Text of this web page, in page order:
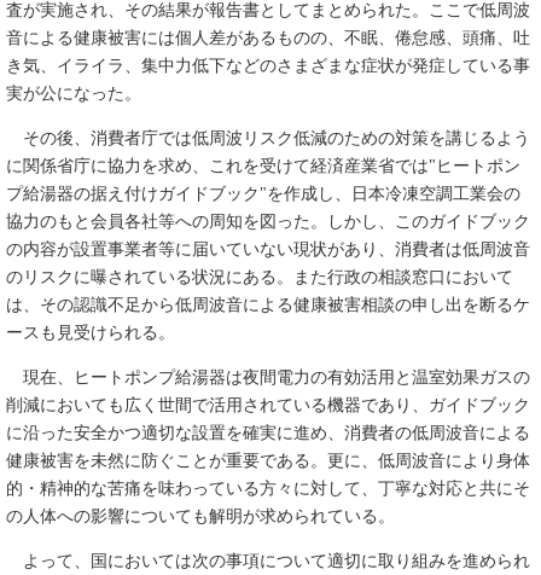
査が実施され、その結果が報告書としてまとめられた。ここで低周波
音による健康被害には個人差があるものの、不眠、倦怠感、頭痛、吐
き気、イライラ、集中力低下などのさまざまな症状が発症している事
実が公になった。
その後、消費者庁では低周波リスク低減のための対策を講じるよう
に関係省庁に協力を求め、これを受けて経済産業省では"ヒートポン
プ給湯器の据え付けガイドブック"を作成し、日本冷凍空調工業会の
協力のもと会員各社等への周知を図った。しかし、このガイドブック
の内容が設置事業者等に届いていない現状があり、消費者は低周波音
のリスクに曝されている状況にある。また行政の相談窓口において
は、その認識不足から低周波音による健康被害相談の申し出を断るケ
ースも見受けられる。
現在、ヒートポンプ給湯器は夜間電力の有効活用と温室効果ガスの
削減においても広く世間で活用されている機器であり、ガイドブック
に沿った安全かつ適切な設置を確実に進め、消費者の低周波音による
健康被害を未然に防ぐことが重要である。更に、低周波音により身体
的・精神的な苦痛を味わっている方々に対して、丁寧な対応と共にそ
の人体への影響についても解明が求められている。
よって、国においては次の事項について適切に取り組みを進められ